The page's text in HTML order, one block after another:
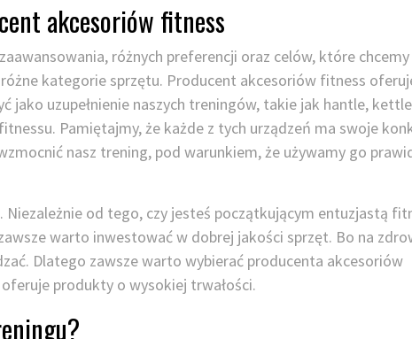
akcesoriów fitness
różnych preferencji oraz celów, które chcemy
kategorie sprzętu. Producent akcesoriów fitness
jako uzupełnienie naszych treningów, takie jak hantle,
Pamiętajmy, że każde z tych urządzeń ma swoje
nasz trening, pod warunkiem, że używamy go
Niezależnie od tego, czy jesteś początkującym entuzjastą
warto inwestować w dobrej jakości sprzęt. Bo na
Dlatego zawsze warto wybierać producenta akcesoriów
produkty o wysokiej trwałości.